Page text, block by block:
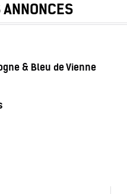
& Bleu de Vienne